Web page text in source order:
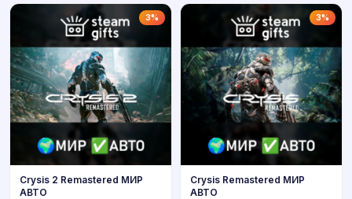
Купить Купить
3%
Crysis 2 Remastered МИР
АВТО
3%
Crysis Remastered МИР
АВТО